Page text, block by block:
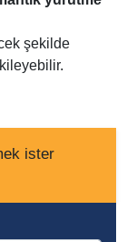
şekilde
ister